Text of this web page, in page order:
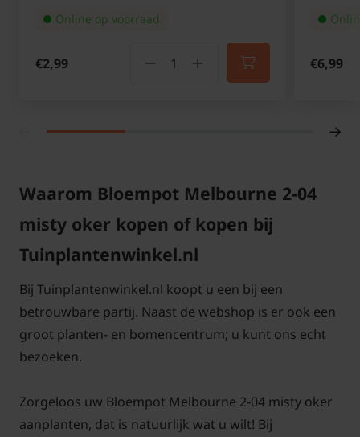
Online op voorraad
€2,99 €6,99
Waarom Bloempot Melbourne 2-04
misty oker kopen of kopen bij
Tuinplantenwinkel.nl
Bij Tuinplantenwinkel.nl koopt u een bij een
betrouwbare partij. Naast de webshop is er ook een
groot planten- en bomencentrum; u kunt ons echt
bezoeken.
Zorgeloos uw Bloempot Melbourne 2-04 misty oker
aanplanten, dat is natuurlijk wat u wilt! Bij